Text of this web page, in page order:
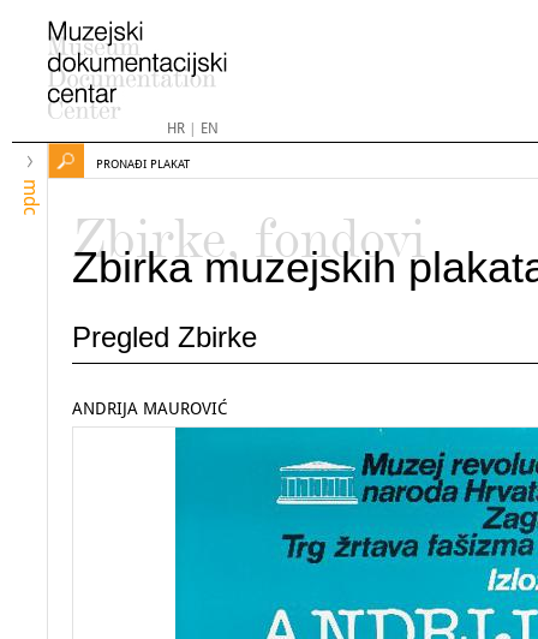
HR| EN
mdc
PRONAĐI PLAKAT
Zbirke, fondovi
Zbirka muzejskih
Pregled Zbirke
ANDRIJA MAUROVIĆ